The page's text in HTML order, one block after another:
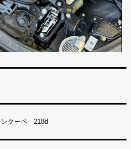
ンクーペ 218d